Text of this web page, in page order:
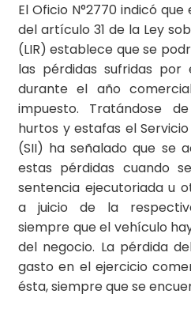
El Oficio N°2770 indicó
del artículo 31 de la Ley
(LIR) establece que se
las pérdidas sufridas
durante el año
impuesto. Tratándose
hurtos y estafas el
(SII) ha señalado que se
estas pérdidas cuando
sentencia ejecutoriada u
a juicio de la
siempre que el vehículo
del negocio. La pérdida
gasto en el ejercicio
ésta, siempre que se